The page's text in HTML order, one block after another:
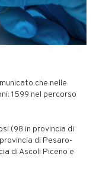
che nelle
1599 nel percorso
(98 in provincia di
di Pesaro-
di Ascoli Piceno e